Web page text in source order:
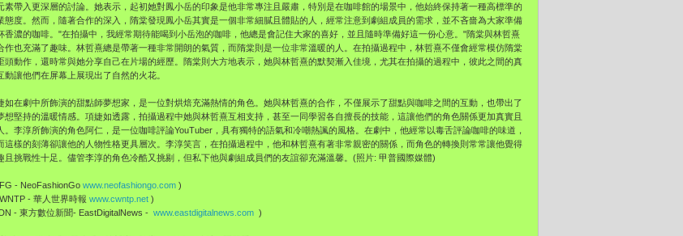
素帶入更深層的討論。她表示，起初她對鳳小岳的印象是他非常專注且嚴肅，特別是在咖啡館的場景中，他始終保持著一種高標準的
態度。然而，隨著合作的深入，隋棠發現鳳小岳其實是一個非常細膩且體貼的人，經常注意到劇組成員的需求，並不吝嗇為大家準備
香濃的咖啡。"在拍攝中，我經常期待能喝到小岳泡的咖啡，他總是會記住大家的喜好，並且隨時準備好這一份心意。"隋棠與林哲熹
作也充滿了趣味。林哲熹總是帶著一種非常開朗的氣質，而隋棠則是一位非常溫暖的人。在拍攝過程中，林哲熹不僅會經常模仿隋棠
頭動作，還時常與她分享自己在片場的經歷。隋棠則大方地表示，她與林哲熹的默契漸入佳境，尤其在拍攝的過程中，彼此之間的真
動讓他們在屏幕上展現出了自然的火花。
如在劇中所飾演的甜點師夢想家，是一位對烘焙充滿熱情的角色。她與林哲熹的合作，不僅展示了甜點與咖啡之間的互動，也帶出了
想堅持的溫暖情感。項婕如透露，拍攝過程中她與林哲熹互相支持，甚至一同學習各自擅長的技能，這讓他們的角色關係更加真實且
。李淳所飾演的角色阿仁，是一位咖啡評論YouTuber，具有獨特的語氣和冷嘲熱諷的風格。在劇中，他經常以毒舌評論咖啡的味道，
這樣的刻薄卻讓他的人物性格更具層次。李淳笑言，在拍攝過程中，他和林哲熹有著非常親密的關係，而角色的轉換則常常讓他覺得
且挑戰性十足。儘管李淳的角色冷酷又挑剔，但私下他與劇組成員們的友誼卻充滿溫馨。(照片: 甲普國際媒體)
- NeoFashionGo www.neofashiongo.com )
- 華人世界時報 www.cwntp.net )
- 東方數位新聞- EastDigitalNews - www.eastdigitalnews.com )